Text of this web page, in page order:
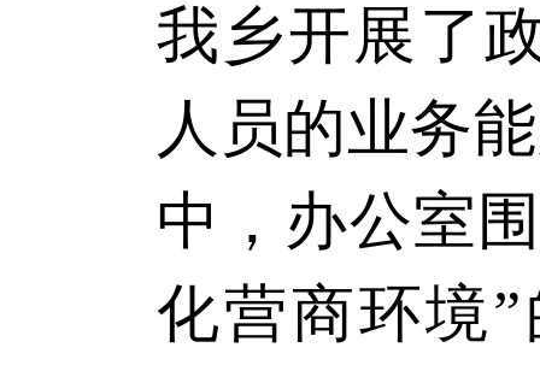
我 乡开展了
人员的业务
中，办公室
化营商环境